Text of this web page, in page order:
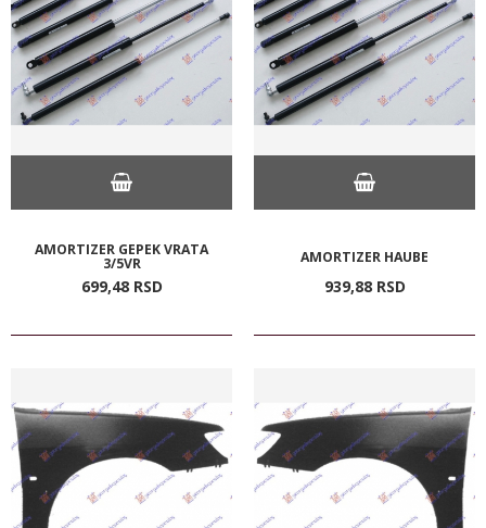
AMORTIZER GEPEK VRATA
3/5VR
699,48 RSD
AMORTIZER HAUBE
939,88 RSD